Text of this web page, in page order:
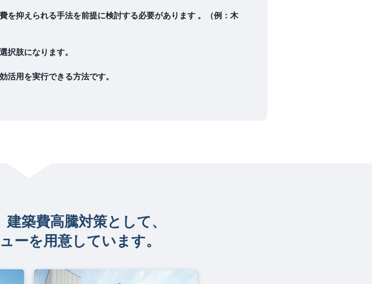
を抑えられる手法を前提に検討する必要があります 。（例：木
択肢になります。
活用を実行できる方法です。
築費高騰対策として、
ーを用意しています。